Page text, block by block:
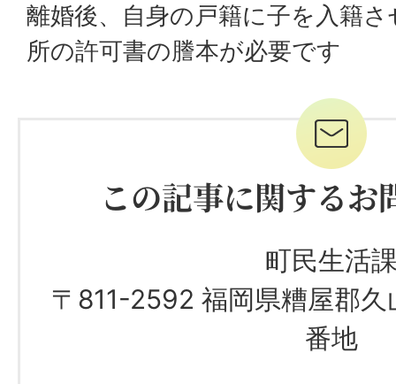
離婚後、自身の戸籍に子を入籍
所の許可書の謄本が必要です
この記事に関するお
町民生活
〒811-2592 福岡県糟屋郡
番地